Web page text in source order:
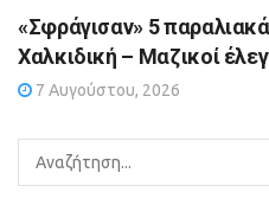
«Σφράγισαν» 5
Χαλκιδική – Μαζικοί
7 Αυγούστου, 2026